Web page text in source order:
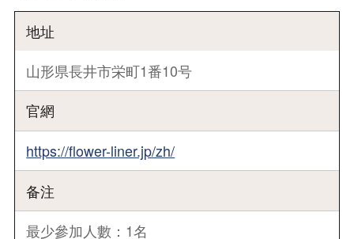
地址
山形県長井市栄町1番10号
官網
https://flower-liner.jp/zh/
备注
最少參加人數：1名